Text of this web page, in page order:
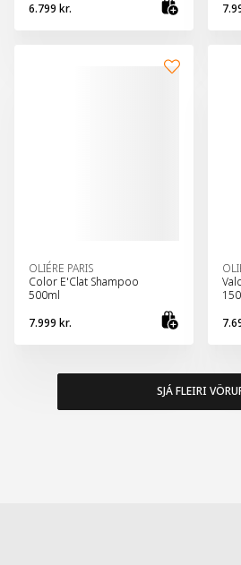
6.799 kr.
OLIÉRE PARIS
Color E'Clat Shampoo
500ml
7.999 kr.
SJÁ FLEIRI